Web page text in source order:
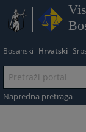
Bosanski Hrvatski
Napredna pretraga